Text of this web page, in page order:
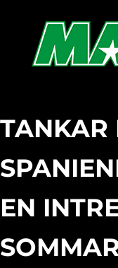
TANKAR
EN